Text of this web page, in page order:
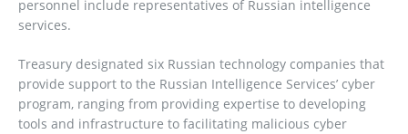
personnel include representatives of Russian intelligence
services.
Treasury designated six Russian technology companies that
provide support to the Russian Intelligence Services’ cyber
program, ranging from providing expertise to developing
tools and infrastructure to facilitating malicious cyber